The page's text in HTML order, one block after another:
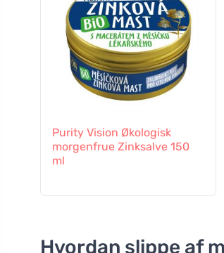
Purity Vision Økologisk
morgenfrue Zinksalve 150
ml
Hvordan slippe af